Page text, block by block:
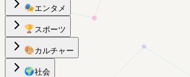
🎭エンタメ
🏆スポーツ
🎨カルチャー
🌍社会